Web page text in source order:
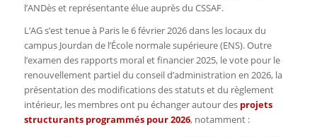
l’ANDès et représentante élue auprès du CSSAF.
L’AG s’est tenue à Paris le 6 février 2026 dans les locaux du
campus Jourdan de l’École normale supérieure (ENS). Outre
l’examen des rapports moral et financier 2025, le vote pour le
renouvellement partiel du conseil d’administration en 2026, la
présentation des modifications des statuts et du règlement
intérieur, les membres ont pu échanger autour des projets
structurants programmés pour 2026, notamment :